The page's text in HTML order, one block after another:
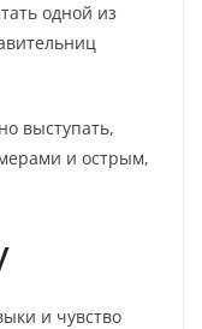
одной из
выступать,
и острым,
и чувство